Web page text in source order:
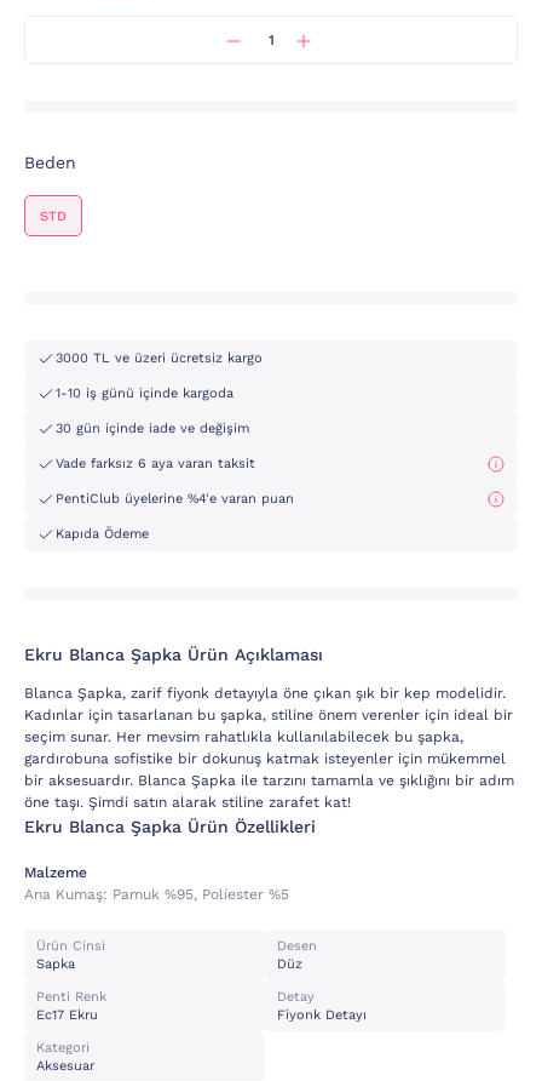
Beden
STD
3000 TL ve üzeri ücretsiz kargo
1-10 iş günü içinde kargoda
30 gün içinde iade ve değişim
Vade farksız 6 aya varan taksit
PentiClub üyelerine %4'e varan puan
Kapıda Ödeme
Ekru Blanca Şapka Ürün Açıklaması
Blanca Şapka, zarif fiyonk detayıyla öne çıkan şık bir kep modelidir.
Kadınlar için tasarlanan bu şapka, stiline önem verenler için ideal bir
seçim sunar. Her mevsim rahatlıkla kullanılabilecek bu şapka,
gardırobuna sofistike bir dokunuş katmak isteyenler için mükemmel
bir aksesuardır. Blanca Şapka ile tarzını tamamla ve şıklığını bir adım
öne taşı. Şimdi satın alarak stiline zarafet kat!
Ekru Blanca Şapka Ürün Özellikleri
Malzeme
Ana Kumaş: Pamuk %95, Poli̇ester %5
Ürün Cinsi
Sapka
Desen
Düz
Penti Renk
Ec17 Ekru
Detay
Fiyonk Detayı
Kategori
Aksesuar